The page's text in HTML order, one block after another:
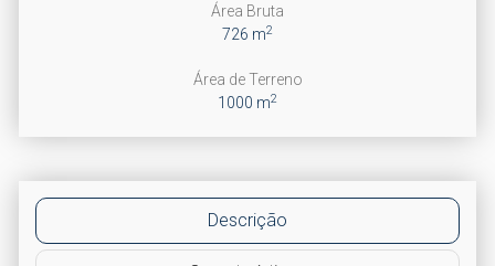
Área Bruta
726 m2
Área de Terreno
1000 m2
Descrição